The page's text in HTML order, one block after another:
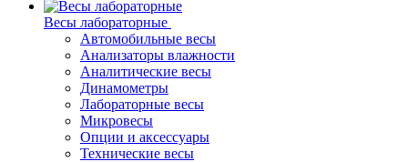
Весы лабораторные
Автомобильные весы
Анализаторы влажности
Аналитические весы
Динамометры
Лабораторные весы
Микровесы
Опции и аксессуары
Технические весы